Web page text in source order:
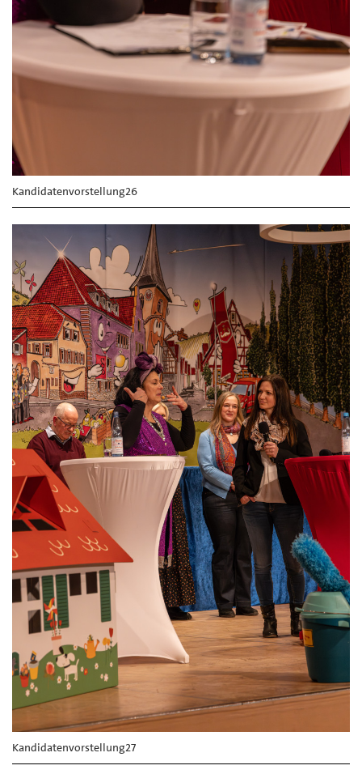
Kandidatenvorstellung26
Kandidatenvorstellung27